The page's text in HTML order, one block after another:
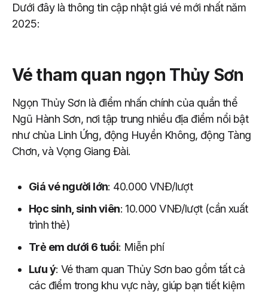
Dưới đây là thông tin cập nhật giá vé mới nhất năm
2025:
Vé tham quan ngọn Thủy Sơn
Ngọn Thủy Sơn là điểm nhấn chính của quần thể
Ngũ Hành Sơn, nơi tập trung nhiều địa điểm nổi bật
như chùa Linh Ứng, động Huyền Không, động Tàng
Chơn, và Vọng Giang Đài.
Giá vé người lớn: 40.000 VNĐ/lượt
Học sinh, sinh viên: 10.000 VNĐ/lượt (cần xuất
trình thẻ)
Trẻ em dưới 6 tuổi: Miễn phí
Lưu ý: Vé tham quan Thủy Sơn bao gồm tất cả
các điểm trong khu vực này, giúp bạn tiết kiệm